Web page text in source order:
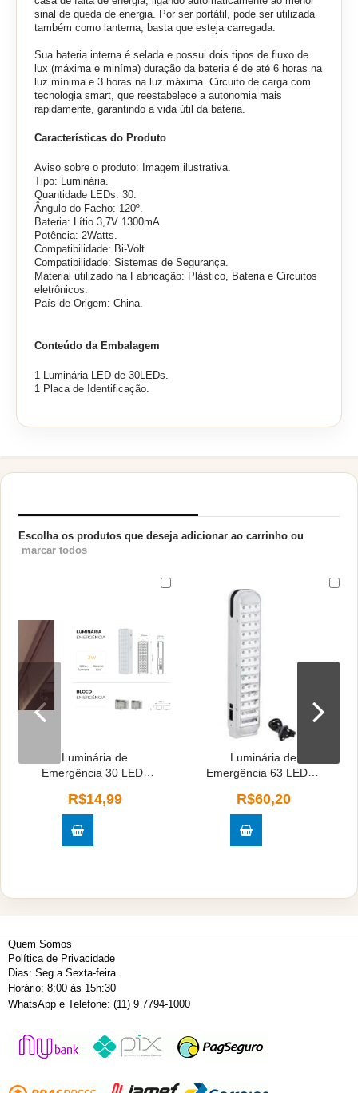
sinal de queda de energia. Por ser portátil, pode ser utilizada
também como lanterna, basta que esteja carregada.
Sua bateria interna é selada e possui dois tipos de fluxo de
lux (máxima e miníma) duração da bateria é de até 6 horas na
luz mínima e 3 horas na luz máxima. Circuito de carga com
tecnologia smart, que reestabelece a autonomia mais
rapidamente, garantindo a vida útil da bateria.
Características do Produto
Aviso sobre o produto: Imagem ilustrativa.
Tipo: Luminária.
Quantidade LEDs: 30.
Ângulo do Facho: 120º.
Bateria: Lítio 3,7V 1300mA.
Potência: 2Watts.
Compatibilidade: Bi-Volt.
Compatibilidade: Sistemas de Segurança.
Material utilizado na Fabricação: Plástico, Bateria e Circuitos
eletrônicos.
País de Origem: China.
Conteúdo da Embalagem
1 Luminária LED de 30LEDs.
1 Placa de Identificação.
Escolha os produtos que deseja adicionar ao carrinho ou
marcar todos
Luminária de
Emergência 30 LEDs
R$14,99
Luminária de
Emergência 63 LEDs -
R$60,20
Quem Somos
Política de Privacidade
Dias: Seg a Sexta-feira
Horário: 8:00 às 15h:30
WhatsApp e Telefone: (11) 9 7794-1000